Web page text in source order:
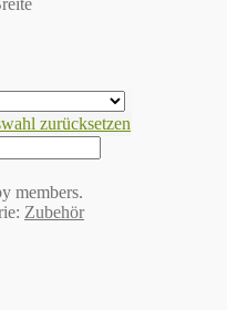
zurücksetzen
members.
Zubehör